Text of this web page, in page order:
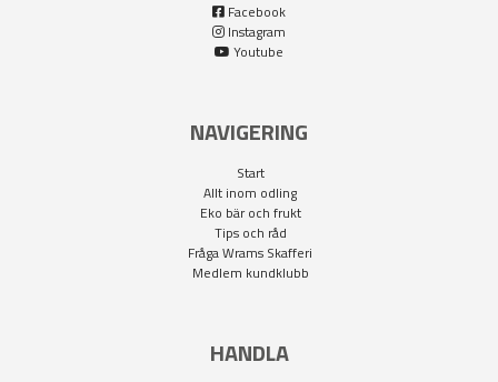
Facebook
Instagram
Youtube
NAVIGERING
Start
Allt inom odling
Eko bär och frukt
Tips och råd
Fråga Wrams Skafferi
Medlem kundklubb
HANDLA